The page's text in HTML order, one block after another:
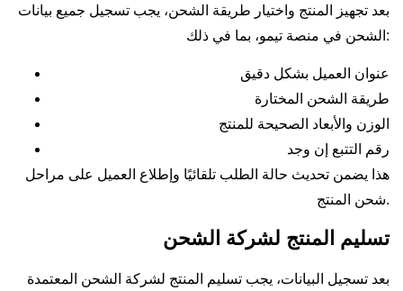
بعد تجهيز المنتج واختيار طريقة الشحن، يجب تسجيل جميع بيانات
الشحن في منصة تيمو، بما في ذلك:
عنوان العميل بشكل دقيق
طريقة الشحن المختارة
الوزن والأبعاد الصحيحة للمنتج
رقم التتبع إن وجد
هذا يضمن تحديث حالة الطلب تلقائيًا وإطلاع العميل على مراحل
شحن المنتج.
تسليم المنتج لشركة الشحن
بعد تسجيل البيانات، يجب تسليم المنتج لشركة الشحن المعتمدة